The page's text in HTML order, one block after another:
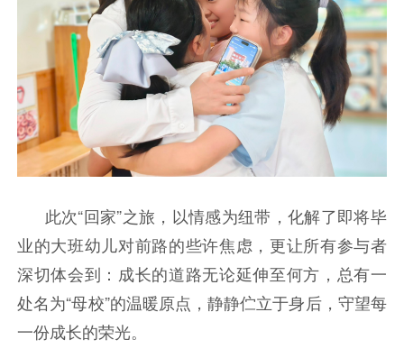
此次“回家”之旅，以情感为纽带，化解了即将毕
业的大班幼儿对前路的些许焦虑，更让所有参与者
深切体会到：成长的道路无论延伸至何方，总有一
处名为“母校”的温暖原点，静静伫立于身后，守望每
一份成长的荣光。